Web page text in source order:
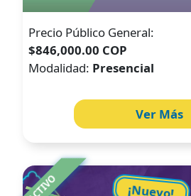
Precio Público General:
$846,000.00 COP
Modalidad: Presencial
Ver Más
ACTIVO ¡Nuevo!
Image